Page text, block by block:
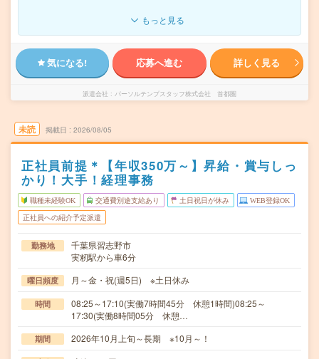
もっと見る
気になる! 応募へ進む 詳しく見る
派遣会社 パーソルテンプスタッフ株式会社 首都圏
未読 掲載日 2026/08/05
正社員前提＊【年収350万～】昇給・賞与しっ
かり！大手！経理事務
職種未経験OK 交通費別途支給あり 土日祝日が休み WEB登録OK
正社員への紹介予定派遣
勤務地
千葉県習志野市
実籾駅から車6分
曜日頻度 月～金・祝(週5日) ※土日休み
時間
08:25～17:10(実働7時間45分 休憩1時間)08:25～
17:30(実働8時間05分 休憩…
期間 2026年10月上旬～長期 ※10月～！